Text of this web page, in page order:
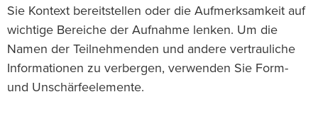
Sie Kontext bereitstellen oder die Aufmerksamkeit auf
wichtige Bereiche der Aufnahme lenken. Um die
Namen der Teilnehmenden und andere vertrauliche
Informationen zu verbergen, verwenden Sie Form-
und Unschärfeelemente.